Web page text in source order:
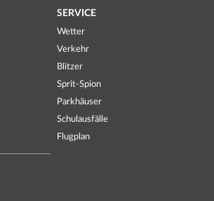
SERVICE
Wetter
Verkehr
Blitzer
Sprit-Spion
Parkhäuser
Schulausfälle
Flugplan